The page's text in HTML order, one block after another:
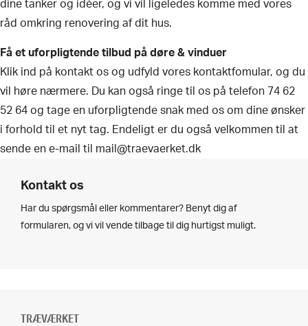
dine tanker og idéer, og vi vil ligeledes komme med vores
råd omkring renovering af dit hus.
​Få et uforpligtende tilbud på døre & vinduer
Klik ind på kontakt os og udfyld vores kontaktfomular, og du
vil høre nærmere. Du kan også ringe til os på telefon 74 62
52 64 og tage en uforpligtende snak med os om dine ønsker
i forhold til et nyt tag. Endeligt er du også velkommen til at
sende en e-mail til mail@traevaerket.dk
Kontakt os
Har du spørgsmål eller kommentarer? Benyt dig af
formularen, og vi vil vende tilbage til dig hurtigst muligt.
TRÆVÆRKET